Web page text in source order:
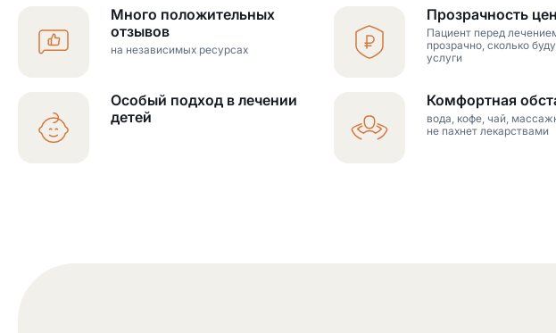
Много положительных
отзывов
на независимых ресурсах
Прозрачность цен
Пациент перед
прозрачно, сколько
услуги
Особый подход в лечении
детей
Комфортная
вода, кофе, чай,
не пахнет лекарствами